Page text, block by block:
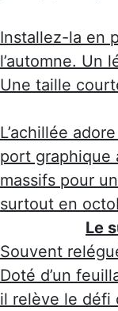
Installez-la en
l’automne. Un
Une taille
L’achillée
port graphique
massifs pour
surtout en
Le
Souvent
Doté d’un
il relève le défi